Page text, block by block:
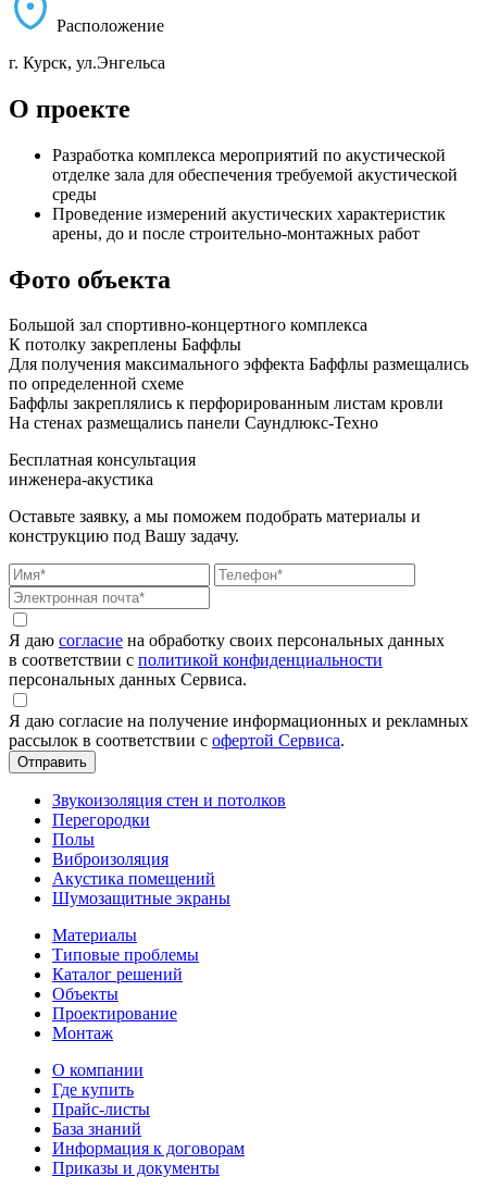
Расположение
г. Курск, ул.Энгельса
О проекте
Разработка комплекса мероприятий по акустической
отделке зала для обеспечения требуемой акустической
среды
Проведение измерений акустических характеристик
арены, до и после строительно-монтажных работ
Фото объекта
Большой зал спортивно-концертного комплекса
К потолку закреплены Баффлы
Для получения максимального эффекта Баффлы размещались
по определенной схеме
Баффлы закреплялись к перфорированным листам кровли
На стенах размещались панели Саундлюкс-Техно
Бесплатная консультация
инженера-акустика
Оставьте заявку, а мы поможем подобрать материалы и
конструкцию под Вашу задачу.
Я даю согласие на обработку своих персональных данных
в соответствии с политикой конфиденциальности
персональных данных Сервиса.
Я даю согласие на получение информационных и рекламных
рассылок в соответствии с офертой Сервиса.
Звукоизоляция стен и потолков
Перегородки
Полы
Виброизоляция
Акустика помещений
Шумозащитные экраны
Материалы
Типовые проблемы
Каталог решений
Объекты
Проектирование
Монтаж
О компании
Где купить
Прайс-листы
База знаний
Информация к договорам
Приказы и документы